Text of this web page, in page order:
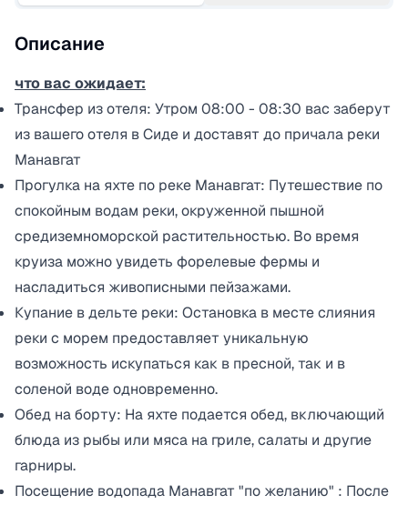
Описание
что вас ожидает:
Трансфер из отеля: Утром 08:00 - 08:30 вас заберут
из вашего отеля в Сиде и доставят до причала реки
Манавгат
Прогулка на яхте по реке Манавгат: Путешествие по
спокойным водам реки, окруженной пышной
средиземноморской растительностью. Во время
круиза можно увидеть форелевые фермы и
насладиться живописными пейзажами.​
Купание в дельте реки: Остановка в месте слияния
реки с морем предоставляет уникальную
возможность искупаться как в пресной, так и в
соленой воде одновременно.​
Обед на борту: На яхте подается обед, включающий
блюда из рыбы или мяса на гриле, салаты и другие
гарниры.​
Посещение водопада Манавгат "по желанию" : После